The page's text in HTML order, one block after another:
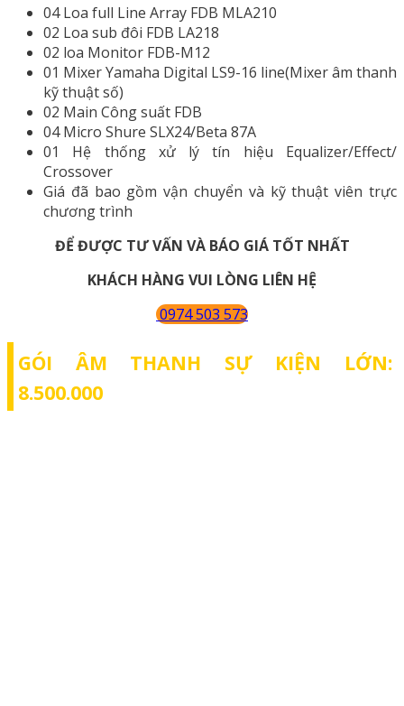
04 Loa full Line Array FDB MLA210
02 Loa sub đôi FDB LA218
02 loa Monitor FDB-M12
01 Mixer Yamaha Digital LS9-16 line(Mixer âm thanh
kỹ thuật số)
02 Main Công suất FDB
04 Micro Shure SLX24/Beta 87A
01 Hệ thống xử lý tín hiệu Equalizer/Effect/
Crossover
Giá đã bao gồm vận chuyển và kỹ thuật viên trực
chương trình
ĐỂ ĐƯỢC TƯ VẤN VÀ BÁO GIÁ TỐT NHẤT
KHÁCH HÀNG VUI LÒNG LIÊN HỆ
0974 503 573
GÓI ÂM THANH SỰ KIỆN LỚN:
8.500.000